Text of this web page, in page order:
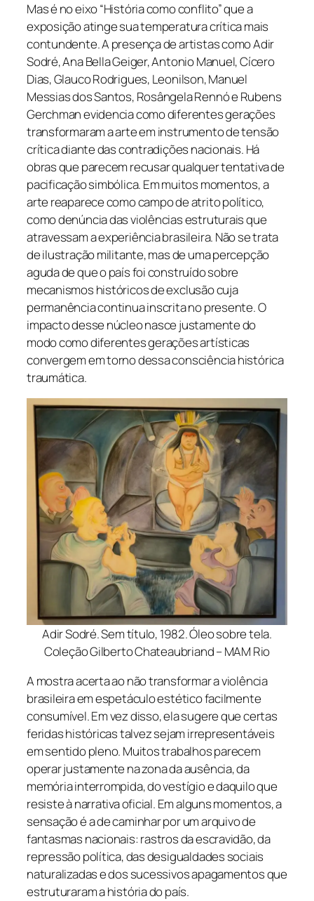
Mas é no eixo “História como conflito” que a
exposição atinge sua temperatura crítica mais
contundente. A presença de artistas como Adir
Sodré, Ana Bella Geiger, Antonio Manuel, Cícero
Dias, Glauco Rodrigues, Leonilson, Manuel
Messias dos Santos, Rosângela Rennó e Rubens
Gerchman evidencia como diferentes gerações
transformaram a arte em instrumento de tensão
crítica diante das contradições nacionais. Há
obras que parecem recusar qualquer tentativa de
pacificação simbólica. Em muitos momentos, a
arte reaparece como campo de atrito político,
como denúncia das violências estruturais que
atravessam a experiência brasileira. Não se trata
de ilustração militante, mas de uma percepção
aguda de que o país foi construído sobre
mecanismos históricos de exclusão cuja
permanência continua inscrita no presente. O
impacto desse núcleo nasce justamente do
modo como diferentes gerações artísticas
convergem em torno dessa consciência histórica
traumática.
Adir Sodré. Sem título, 1982. Óleo sobre tela.
Coleção Gilberto Chateaubriand – MAM Rio
A mostra acerta ao não transformar a violência
brasileira em espetáculo estético facilmente
consumível. Em vez disso, ela sugere que certas
feridas históricas talvez sejam irrepresentáveis
em sentido pleno. Muitos trabalhos parecem
operar justamente na zona da ausência, da
memória interrompida, do vestígio e daquilo que
resiste à narrativa oficial. Em alguns momentos, a
sensação é a de caminhar por um arquivo de
fantasmas nacionais: rastros da escravidão, da
repressão política, das desigualdades sociais
naturalizadas e dos sucessivos apagamentos que
estruturaram a história do país.